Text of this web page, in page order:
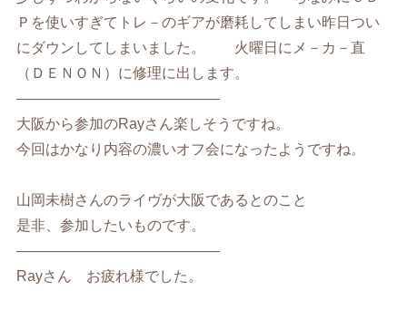
Ｐを使いすぎてトレ－のギアが磨耗してしまい昨日つい
にダウンしてしまいました。 火曜日にメ－カ－直
（ＤＥＮＯＮ）に修理に出します。
——————————————
大阪から参加のRayさん楽しそうですね。
今回はかなり内容の濃いオフ会になったようですね。
山岡未樹さんのライヴが大阪であるとのこと
是非、参加したいものです。
——————————————
Rayさん お疲れ様でした。